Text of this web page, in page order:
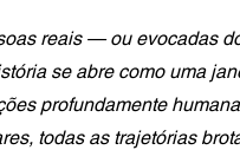
reais — ou evocadas
se abre como uma
profundamente
todas as trajetórias